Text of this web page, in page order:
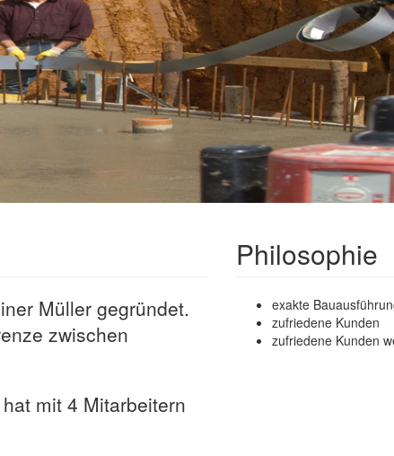
Müller gegründet.
zwischen
mit 4 Mitarbeitern
Philosophie
exakte
zufriedene Kunden
zufriedene Kunden